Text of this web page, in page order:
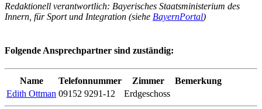
Redaktionell verantwortlich: Bayerisches Staatsministerium des
Innern, für Sport und Integration (siehe BayernPortal)
Folgende Ansprechpartner sind zuständig:
Name Telefonnummer Zimmer
Bemerkung
Edith Ottman 09152 9291-12 Erdgeschoss